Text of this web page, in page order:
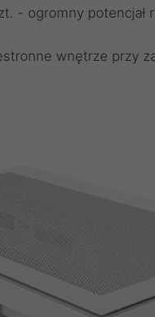
- ogromny potencjał
wnętrze przy